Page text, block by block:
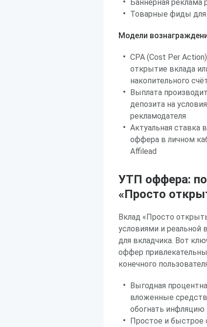
Баннерная реклама
Товарные фиды для
Модели
CPA (Cost Per
открытие вклада
накопительного
Выплата
депозита на
рекламодателя
Актуальная ставка
оффера в личном
Affilead
УТП оффера:
«Просто
Вклад «Просто
условиями и реальной
для вкладчика. Вот
оффер
конечного
Выгодная
вложенные
обогнать инфляцию
Простое и быстрое